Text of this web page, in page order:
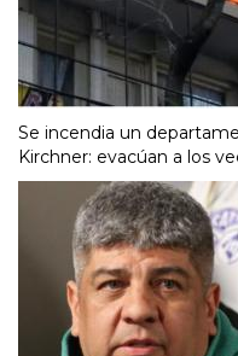
Se incendia un
Kirchner: evacúan a los